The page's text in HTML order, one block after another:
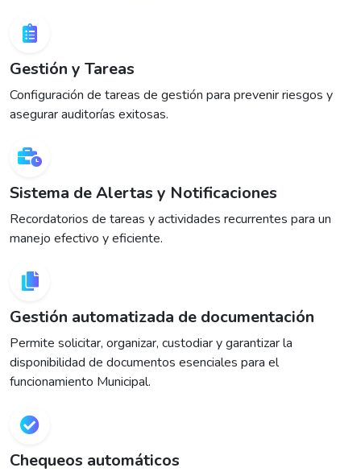
Gestión y Tareas
Configuración de tareas de gestión para prevenir riesgos y
asegurar auditorías exitosas.
Sistema de Alertas y Notificaciones
Recordatorios de tareas y actividades recurrentes para un
manejo efectivo y eficiente.
Gestión automatizada de documentación
Permite solicitar, organizar, custodiar y garantizar la
disponibilidad de documentos esenciales para el
funcionamiento Municipal.
Chequeos automáticos